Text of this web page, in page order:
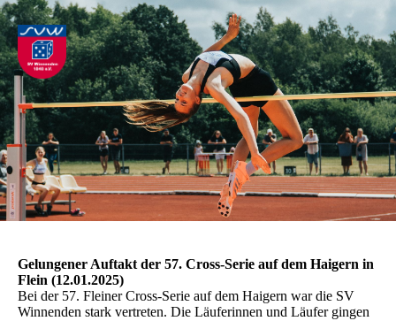
Gelungener Auftakt der 57. Cross-Serie auf dem Haigern in
Flein (12.01.2025)
Bei der 57. Fleiner Cross-Serie auf dem Haigern war die SV
Winnenden stark vertreten. Die Läuferinnen und Läufer gingen